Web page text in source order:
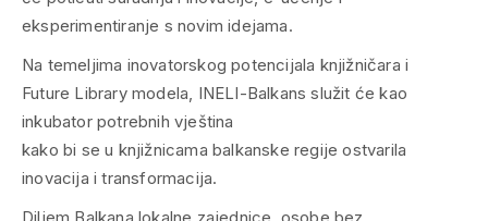
eksperimentiranje s novim idejama.
Na temeljima inovatorskog potencijala knjižničara i
Future Library modela, INELI-Balkans služit će kao
inkubator potrebnih vještina
kako bi se u knjižnicama balkanske regije ostvarila
inovacija i transformacija.